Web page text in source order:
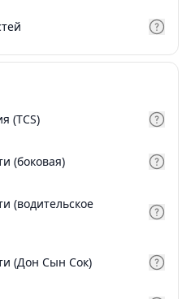
(TCS)
(боковая)
(водительское
(Дон Сын Сок)